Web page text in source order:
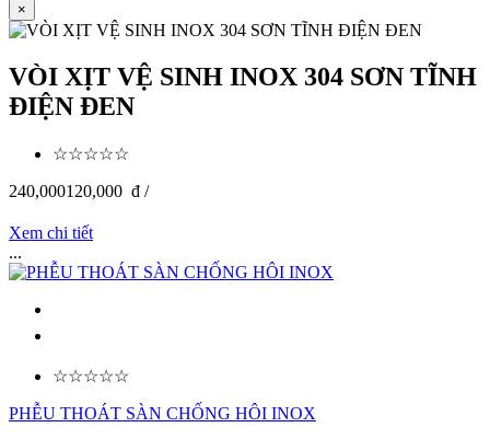
×
VÒI XỊT VỆ SINH INOX 304 SƠN TĨNH
ĐIỆN ĐEN
☆☆☆☆☆
240,000120,000 đ /
Xem chi tiết
...
☆☆☆☆☆
PHỄU THOÁT SÀN CHỐNG HÔI INOX